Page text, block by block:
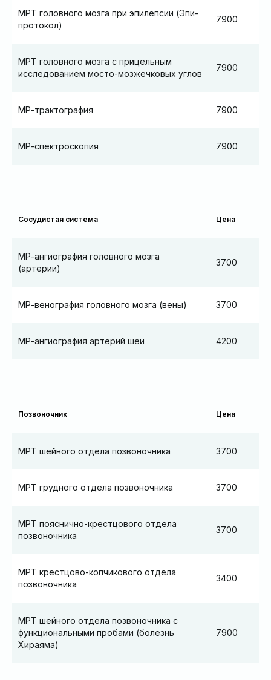
МРТ головного мозга при эпилепсии (Эпи-
протокол)
7900
МРТ головного мозга с прицельным
исследованием мосто-мозжечковых углов
7900
МР-трактография 7900
МР-спектроскопия 7900
Сосудистая система Цена
МР-ангиография головного мозга
(артерии)
3700
МР-венография головного мозга (вены) 3700
МР-ангиография артерий шеи 4200
Позвоночник Цена
МРТ шейного отдела позвоночника 3700
МРТ грудного отдела позвоночника 3700
МРТ пояснично-крестцового отдела
позвоночника
3700
МРТ крестцово-копчикового отдела
позвоночника
3400
МРТ шейного отдела позвоночника с
функциональными пробами (болезнь
Хираяма)
7900